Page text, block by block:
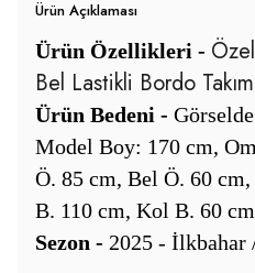
Ürün Açıklaması
Ürün Özellikleri -
Bel Lastikli Bordo Takım
Ürün Bedeni -
Model Boy: 170 cm,
Ö. 85 cm, Bel Ö. 60
B. 110 cm, Kol B. 60
Sezon - 2025 - İlkbahar